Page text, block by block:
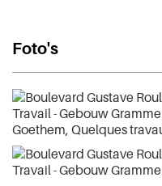
Foto's